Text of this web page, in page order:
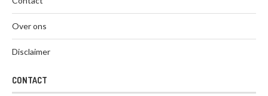
Over ons
Disclaimer
CONTACT